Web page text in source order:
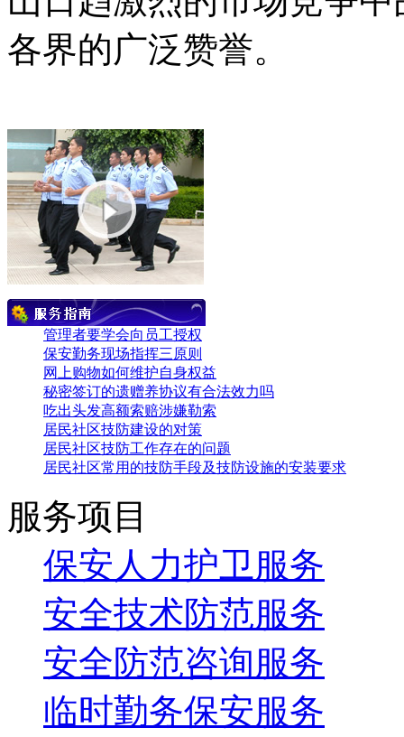
各界的广泛赞誉。
管理者要学会向员工授权
保安勤务现场指挥三原则
网上购物如何维护自身权益
秘密签订的遗赠养协议有合法效力吗
吃出头发高额索赔涉嫌勒索
居民社区技防建设的对策
居民社区技防工作存在的问题
居民社区常用的技防手段及技防设施的安装要求
服务项目
保安人力护卫服务
安全技术防范服务
安全防范咨询服务
临时勤务保安服务